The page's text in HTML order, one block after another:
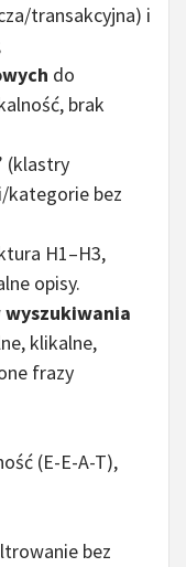
transakcyjna) i
do
brak
(klastry
kategorie bez
H1–H3,
opisy.
wyszukiwania
klikalne,
frazy
(E-E-A-T),
bez